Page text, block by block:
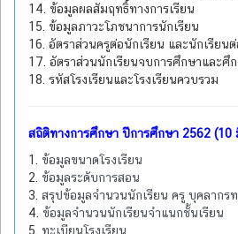
14. ข้อมูลผลสัมฤทธิ์ทางการเรียน
15. ข้อมูลภาวะโภชนาการนักเรียน
16. อัตราส่วนครูต่อนักเรียน และนักเรียน
17. อัตราส่วนนักเรียนจบการศึกษาและศึ
18. รหัสโรงเรียนและโรงเรียนควบรวม
สถิติทางการศึกษา ปีการศึกษา 2562 (10
1. ข้อมูลขนาดโรงเรียน
2. ข้อมูลระดับการสอน
3. สรุปข้อมูลจำนวนนักเรียน ครู บุคลากร
4. ข้อมูลจำนวนนักเรียนจำแนกชั้นเรียน
5. ทะเบียนโรงเรียน